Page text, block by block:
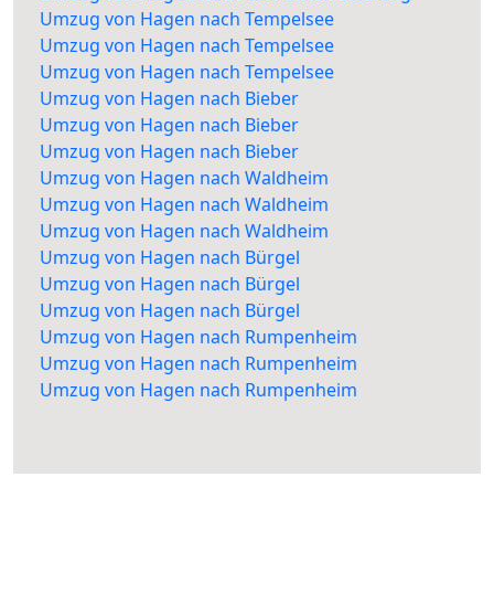
Umzug von Hagen nach Tempelsee
Umzug von Hagen nach Tempelsee
Umzug von Hagen nach Tempelsee
Umzug von Hagen nach Bieber
Umzug von Hagen nach Bieber
Umzug von Hagen nach Bieber
Umzug von Hagen nach Waldheim
Umzug von Hagen nach Waldheim
Umzug von Hagen nach Waldheim
Umzug von Hagen nach Bürgel
Umzug von Hagen nach Bürgel
Umzug von Hagen nach Bürgel
Umzug von Hagen nach Rumpenheim
Umzug von Hagen nach Rumpenheim
Umzug von Hagen nach Rumpenheim